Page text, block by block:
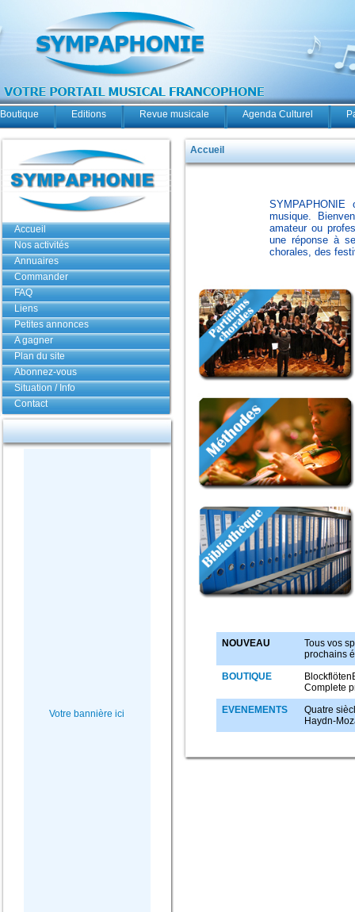
Boutique Editions Revue musicale Agenda Culturel
Accueil
Nos activités
Annuaires
Commander
FAQ
Liens
Petites annonces
A gagner
Plan du site
Abonnez-vous
Situation / Info
Contact
Votre bannière ici
Accueil
musique.
amateur ou
une réponse à
chorales, des
NOUVEAU
Tous vos
prochains
BOUTIQUE
Complete
EVENEMENTS
Quatre
Haydn-